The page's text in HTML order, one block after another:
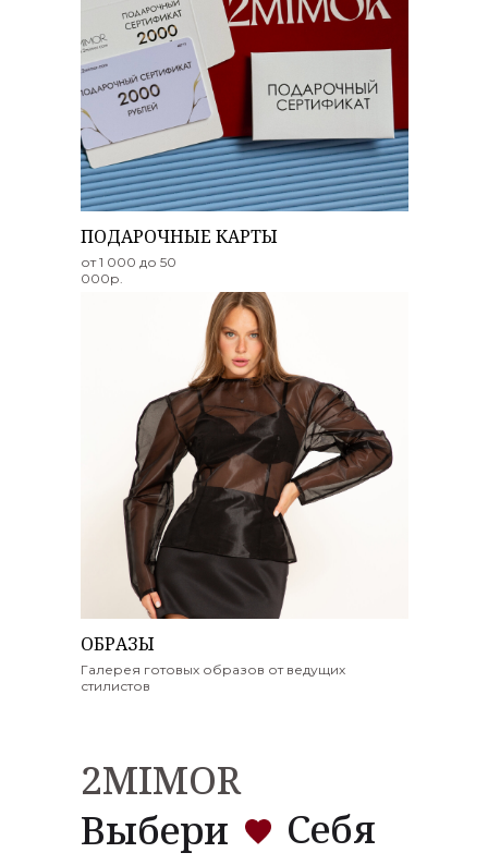
ПОДАРОЧНЫЕ КАРТЫ
от 1 000 до 50
000р.
ОБРАЗЫ
Галерея готовых образов от ведущих
стилистов
Себя
Выбери
2MIMOR